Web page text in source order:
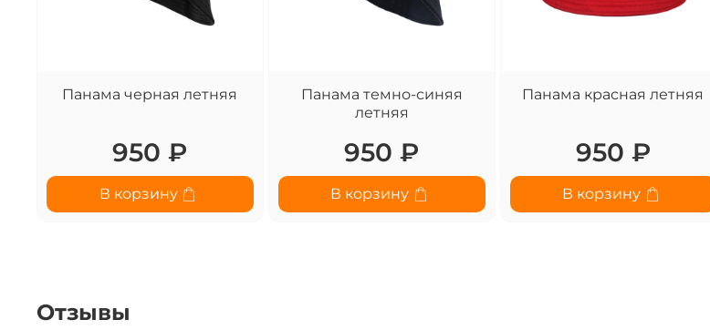
Панама черная летняя
950 ₽
В корзину
Панама темно-синяя
летняя
950 ₽
В корзину
Панама красная летняя
950 ₽
В корзину
Отзывы